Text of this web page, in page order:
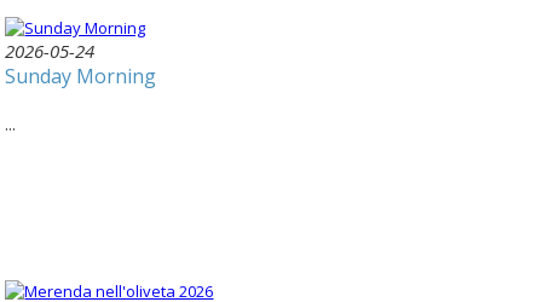
2026-05-24
Sunday Morning
...